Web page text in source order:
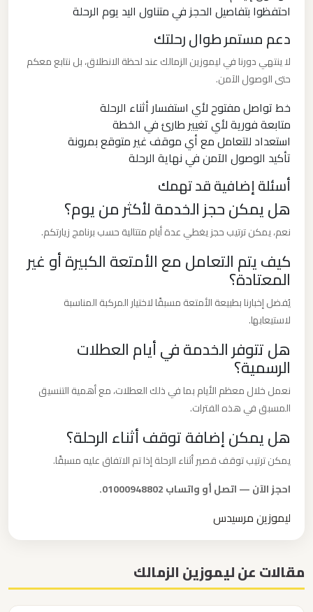
احتفظوا بتفاصيل الحجز في متناول اليد يوم الرحلة
دعم مستمر طوال رحلتك
لا ينتهي دورنا في ليموزين الزمالك عند لحظة الانطلاق، بل نتابع معكم
حتى الوصول الآمن.
خط تواصل مفتوح لأي استفسار أثناء الرحلة
متابعة فورية لأي تغيير طارئ في الخطة
استعداد للتعامل مع أي موقف غير متوقع بمرونة
تأكيد الوصول الآمن في نهاية الرحلة
أسئلة إضافية قد تهمك
هل يمكن حجز الخدمة لأكثر من يوم؟
نعم، يمكن ترتيب حجز يغطي عدة أيام متتالية حسب برنامج زيارتكم.
كيف يتم التعامل مع الأمتعة الكبيرة أو غير
المعتادة؟
يُفضل إخبارنا بطبيعة الأمتعة مسبقًا لاختيار المركبة المناسبة
لاستيعابها.
هل تتوفر الخدمة في أيام العطلات
الرسمية؟
نعمل خلال معظم الأيام بما في ذلك العطلات، مع أهمية التنسيق
المسبق في هذه الفترات.
هل يمكن إضافة توقف أثناء الرحلة؟
يمكن ترتيب توقف قصير أثناء الرحلة إذا تم الاتفاق عليه مسبقًا.
احجز الآن — اتصل أو واتساب 01000948802.
ليموزين مرسيدس
مقالات عن ليموزين الزمالك
والمناسبات
ليموزين
الشيخ
ليموزين
فيصل
ليموزين
طنطا
ليموزين
ليموزين
الشيخ
ليموزين
كاترين
ليموزين
الاعمال
ليموزين
رأس
سدر